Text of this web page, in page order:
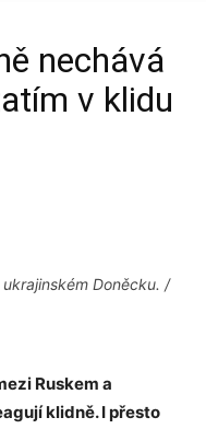
nechává
v klidu
Doněcku. /
Ruskem a
klidně. I přesto